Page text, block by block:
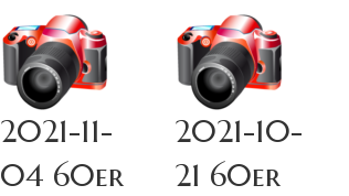
2021-11-
04 60er
2021-10-
21 60er